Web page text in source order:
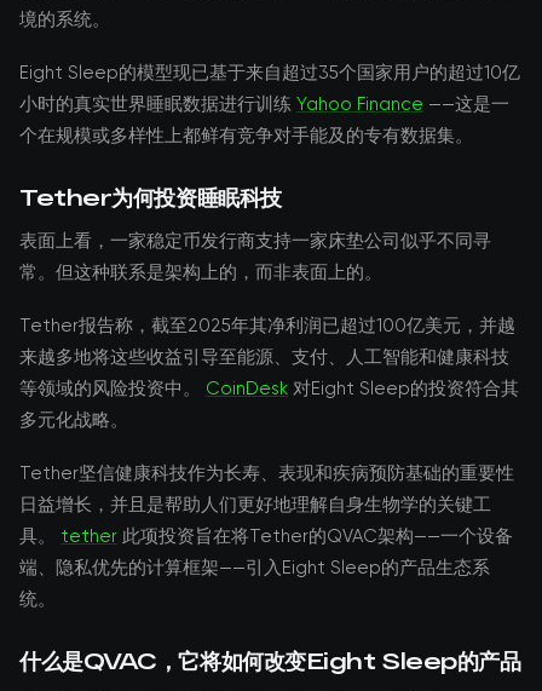
境的系统。
Eight Sleep的模型现已基于来自超过35个国家用户的超过10亿
小时的真实世界睡眠数据进行训练 Yahoo Finance ——这是一
个在规模或多样性上都鲜有竞争对手能及的专有数据集。
Tether为何投资睡眠科技
表面上看，一家稳定币发行商支持一家床垫公司似乎不同寻
常。但这种联系是架构上的，而非表面上的。
Tether报告称，截至2025年其净利润已超过100亿美元，并越
来越多地将这些收益引导至能源、支付、人工智能和健康科技
等领域的风险投资中。 CoinDesk 对Eight Sleep的投资符合其
多元化战略。
Tether坚信健康科技作为长寿、表现和疾病预防基础的重要性
日益增长，并且是帮助人们更好地理解自身生物学的关键工
具。 tether 此项投资旨在将Tether的QVAC架构——一个设备
端、隐私优先的计算框架——引入Eight Sleep的产品生态系
统。
什么是QVAC，它将如何改变Eight Sleep的产品